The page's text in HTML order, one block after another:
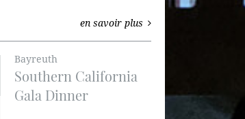
en savoir plus
Bayreuth
Southern California
Gala Dinner